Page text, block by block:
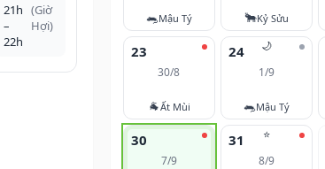
21h
–
22h
(Giờ
Hợi)
🐀Mậu Tý 🐂Kỷ Sửu
23
30/8
🐐Ất Mùi
🌙
24
1/9
🐀Mậu Tý
30
7/9
⭐
31
8/9